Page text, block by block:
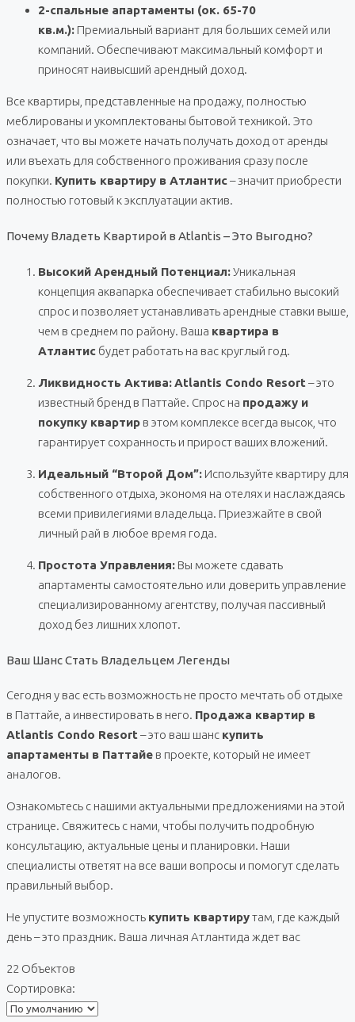
2-спальные апартаменты (ок. 65-70
кв.м.): Премиальный вариант для больших семей или
компаний. Обеспечивают максимальный комфорт и
приносят наивысший арендный доход.
Все квартиры, представленные на продажу, полностью
меблированы и укомплектованы бытовой техникой. Это
означает, что вы можете начать получать доход от аренды
или въехать для собственного проживания сразу после
покупки. Купить квартиру в Атлантис– значит приобрести
полностью готовый к эксплуатации актив.
Почему Владеть Квартирой в Atlantis – Это Выгодно?
Высокий Арендный Потенциал:Уникальная
концепция аквапарка обеспечивает стабильно высокий
спрос и позволяет устанавливать арендные ставки выше,
чем в среднем по району. Ваша квартира в
Атлантис будет работать на вас круглый год.
Ликвидность Актива:Atlantis Condo Resort – это
известный бренд в Паттайе. Спрос на продажу и
покупку квартир в этом комплексе всегда высок, что
гарантирует сохранность и прирост ваших вложений.
Идеальный “Второй Дом”: Используйте квартиру для
собственного отдыха, экономя на отелях и наслаждаясь
всеми привилегиями владельца. Приезжайте в свой
личный рай в любое время года.
Простота Управления: Вы можете сдавать
апартаменты самостоятельно или доверить управление
специализированному агентству, получая пассивный
доход без лишних хлопот.
Ваш Шанс Стать Владельцем Легенды
Сегодня у вас есть возможность не просто мечтать об отдыхе
в Паттайе, а инвестировать в него. Продажа квартир в
Atlantis Condo Resort– это ваш шанс купить
апартаменты в Паттайе в проекте, который не имеет
аналогов.
Ознакомьтесь с нашими актуальными предложениями на этой
странице. Свяжитесь с нами, чтобы получить подробную
консультацию, актуальные цены и планировки. Наши
специалисты ответят на все ваши вопросы и помогут сделать
правильный выбор.
Не упустите возможность купить квартирутам, где каждый
день – это праздник. Ваша личная Атлантида ждет вас
22 Объектов
Сортировка: